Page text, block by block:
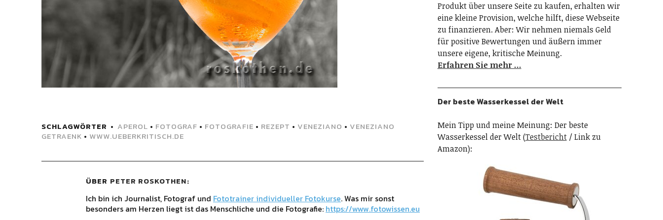
SCHLAGWÖRTER APEROL • FOTOGRAF • FOTOGRAFIE • REZEPT • VENEZIANO • VENEZIANO
GETRAENK • WWW.UEBERKRITISCH.DE
ÜBER PETER ROSKOTHEN
Ich bin ich Journalist, Fotograf und Fototrainer individueller Fotokurse. Was mir sonst
besonders am Herzen liegt ist das Menschliche und die Fotografie: https://www.fotowissen.eu
Produkt über unsere Seite zu kaufen, erhalten wir
eine kleine Provision, welche hilft, diese Webseite
zu finanzieren. Aber: Wir nehmen niemals Geld
für positive Bewertungen und äußern immer
unsere eigene, kritische Meinung.
Erfahren Sie mehr …
Der beste Wasserkessel der Welt
Mein Tipp und meine Meinung: Der beste
Wasserkessel der Welt (Testbericht/ Link zu
Amazon):